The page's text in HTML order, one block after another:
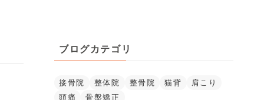
ブログカテゴリ
接骨院 整体院 整骨院 猫背
肩こり
頭痛
骨盤矯正